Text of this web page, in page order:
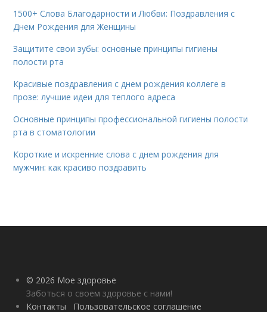
1500+ Слова Благодарности и Любви: Поздравления с
Днем Рождения для Женщины
Защитите свои зубы: основные принципы гигиены
полости рта
Красивые поздравления с днем рождения коллеге в
прозе: лучшие идеи для теплого адреса
Основные принципы профессиональной гигиены полости
рта в стоматологии
Короткие и искренние слова с днем рождения для
мужчин: как красиво поздравить
© 2026 Мое здоровье
Заботься о своем здоровье с нами!
Контакты
Пользовательское соглашение